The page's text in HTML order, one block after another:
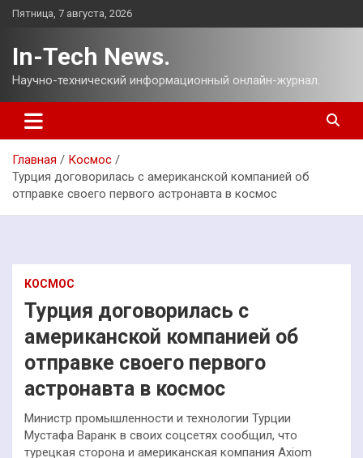
Перейти
Пятница, 7 августа, 2026
In-Tech News.
Научно-технический информационный онлайн-журнал.
Главная
Космос
Турция договорилась с американской компанией об
отправке своего первого астронавта в космос
КОСМОС
Турция договорилась с
американской компанией об
отправке своего первого
астронавта в космос
Министр промышленности и технологии Турции
Мустафа Варанк в своих соцсетях сообщил, что
турецкая сторона и американская компания Axiom